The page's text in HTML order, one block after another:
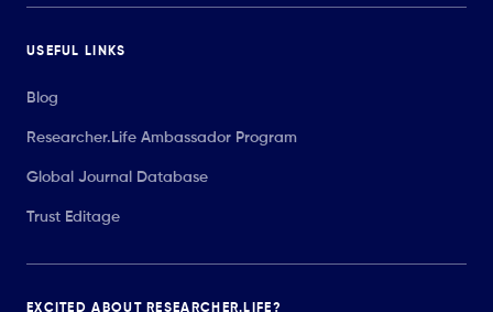
USEFUL LINKS
Blog
Researcher.Life Ambassador Program
Global Journal Database
Trust Editage
EXCITED ABOUT RESEARCHER.LIFE?